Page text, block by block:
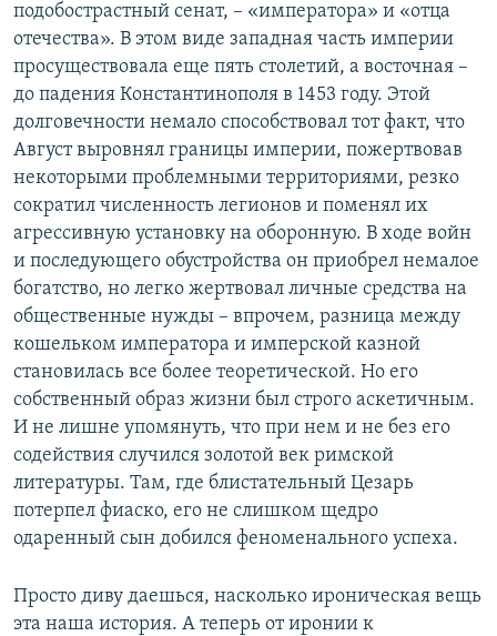
подобострастный сенат, – «императора» и «отца
отечества». В этом виде западная часть империи
просуществовала еще пять столетий, а восточная –
до падения Константинополя в 1453 году. Этой
долговечности немало способствовал тот факт, что
Август выровнял границы империи, пожертвовав
некоторыми проблемными территориями, резко
сократил численность легионов и поменял их
агрессивную установку на оборонную. В ходе войн
и последующего обустройства он приобрел немалое
богатство, но легко жертвовал личные средства на
общественные нужды – впрочем, разница между
кошельком императора и имперской казной
становилась все более теоретической. Но его
собственный образ жизни был строго аскетичным.
И не лишне упомянуть, что при нем и не без его
содействия случился золотой век римской
литературы. Там, где блистательный Цезарь
потерпел фиаско, его не слишком щедро
одаренный сын добился феноменального успеха.
Просто диву даешься, насколько ироническая вещь
эта наша история. А теперь от иронии к